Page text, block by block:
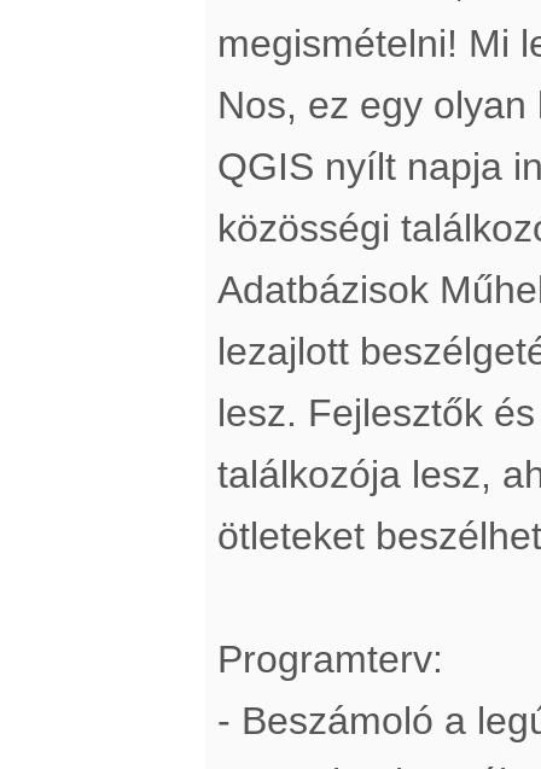
megismételni! Mi
Nos, ez egy
QGIS nyílt napja
közösségi
Adatbázisok
lezajlott
lesz. Fejlesztők
találkozója lesz,
ötleteket
Programterv:
- Beszámoló a